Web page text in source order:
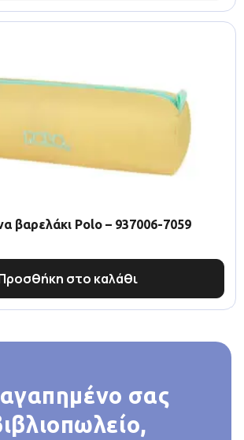
βαρελάκι Polo – 937006-7059
στο καλάθι
σας